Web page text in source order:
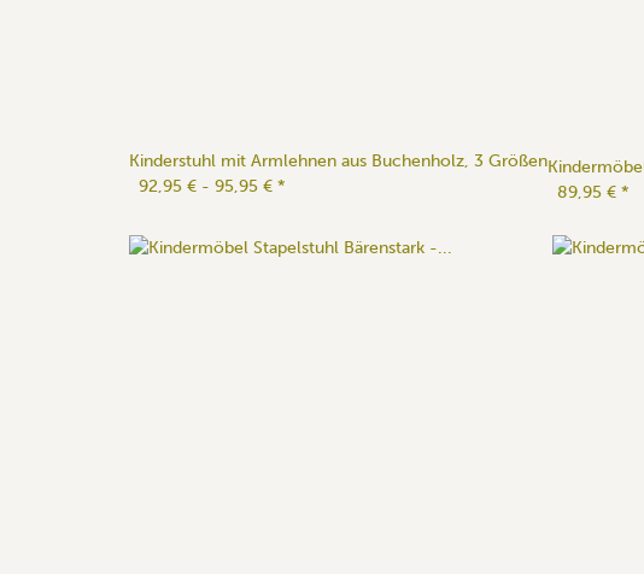
Kinderstuhl mit Armlehnen aus Buchenholz, 3 Größen
92,95 € - 95,95 € *
89,95 € *